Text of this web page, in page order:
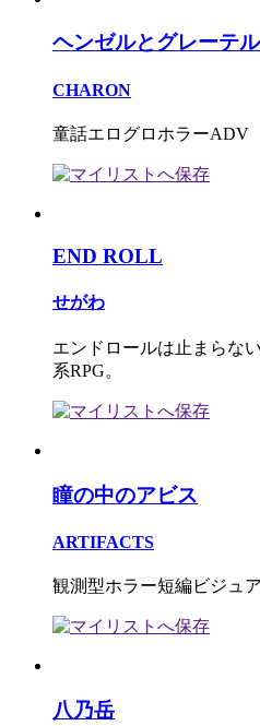
ヘンゼルとグレーテ
CHARON
童話エログロホラーADV
END ROLL
せがわ
エンドロールは止まらな
系RPG。
瞳の中のアビス
ARTIFACTS
観測型ホラー短編ビジュ
八乃岳